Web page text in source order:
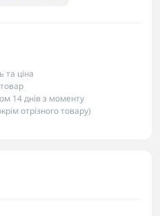
та ціна
14 днів з моменту
отрізного товару)